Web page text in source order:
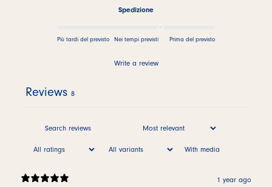
Spedizione
Più tardi del previsto Nei tempi previsti Prima del previsto
Write a review
Reviews 8
With media
1 year ago